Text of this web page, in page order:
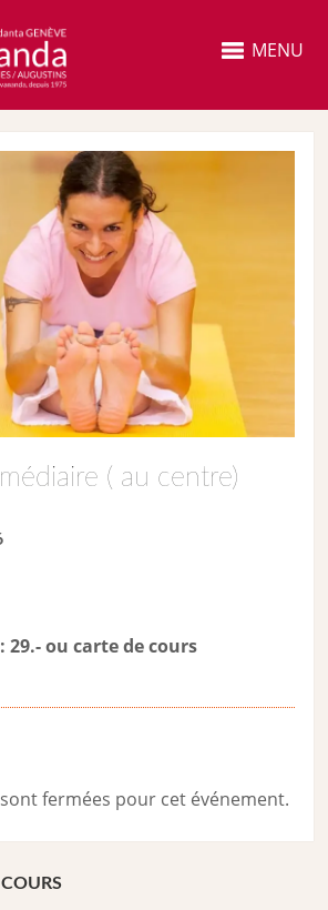
MENU
( au centre)
29.- ou carte de cours
fermées pour cet événement.